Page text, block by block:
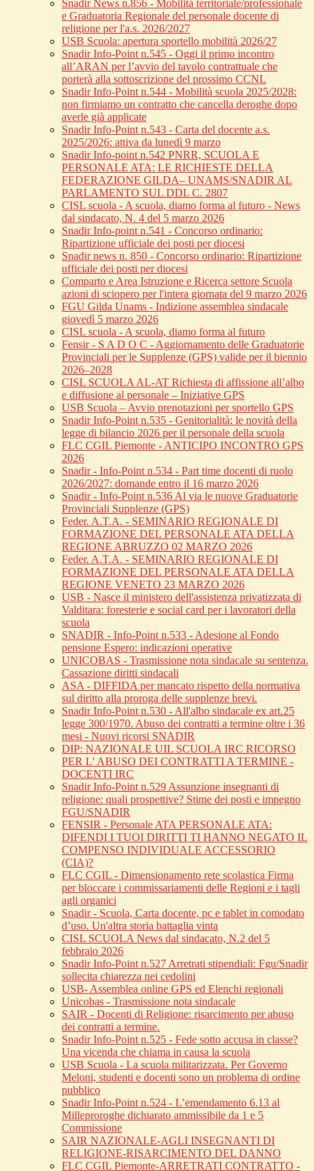
Snadir News n.856 - Mobilità territoriale/professionale
e Graduatoria Regionale del personale docente di
religione per l'a.s. 2026/2027
USB Scuola: apertura sportello mobilità 2026/27
Snadir Info-Point n.545 - Oggi il primo incontro
all’ARAN per l’avvio del tavolo contrattuale che
porterà alla sottoscrizione del prossimo CCNL
Snadir Info-Point n.544 - Mobilità scuola 2025/2028:
non firmiamo un contratto che cancella deroghe dopo
averle già applicate
Snadir Info-Point n.543 - Carta del docente a.s.
2025/2026: attiva da lunedì 9 marzo
Snadir Info-point n.542 PNRR, SCUOLA E
PERSONALE ATA: LE RICHIESTE DELLA
FEDERAZIONE GILDA– UNAMS/SNADIR AL
PARLAMENTO SUL DDL C. 2807
CISL scuola - A scuola, diamo forma al futuro - News
dal sindacato, N. 4 del 5 marzo 2026
Snadir Info-point n.541 - Concorso ordinario:
Ripartizione ufficiale dei posti per diocesi
Snadir news n. 850 - Concorso ordinario: Ripartizione
ufficiale dei posti per diocesi
Comparto e Area Istruzione e Ricerca settore Scuola
azioni di sciopero per l'intera giornata del 9 marzo 2026
FGU Gilda Unams - Indizione assemblea sindacale
giovedì 5 marzo 2026
CISL scuola - A scuola, diamo forma al futuro
Fensir - S A D O C - Aggiornamento delle Graduatorie
Provinciali per le Supplenze (GPS) valide per il biennio
2026–2028
CISL SCUOLA AL-AT Richiesta di affissione all’albo
e diffusione al personale – Iniziative GPS
USB Scuola – Avvio prenotazioni per sportello GPS
Snadir Info-Point n.535 - Genitorialità: le novità della
legge di bilancio 2026 per il personale della scuola
FLC CGIL Piemonte - ANTICIPO INCONTRO GPS
2026
Snadir - Info-Point n.534 - Part time docenti di ruolo
2026/2027: domande entro il 16 marzo 2026
Snadir - Info-Point n.536 Al via le nuove Graduatorie
Provinciali Supplenze (GPS)
Feder. A.T.A. - SEMINARIO REGIONALE DI
FORMAZIONE DEL PERSONALE ATA DELLA
REGIONE ABRUZZO 02 MARZO 2026
Feder. A.T.A. - SEMINARIO REGIONALE DI
FORMAZIONE DEL PERSONALE ATA DELLA
REGIONE VENETO 23 MARZO 2026
USB - Nasce il ministero dell'assistenza privatizzata di
Valditara: foresterie e social card per i lavoratori della
scuola
SNADIR - Info-Point n.533 - Adesione al Fondo
pensione Espero: indicazioni operative
UNICOBAS - Trasmissione nota sindacale su sentenza.
Cassazione diritti sindacali
ASA - DIFFIDA per mancato rispetto della normativa
sul diritto alla proroga delle supplenze brevi.
Snadir Info-Point n.530 - All'albo sindacale ex art.25
legge 300/1970. Abuso dei contratti a termine oltre i 36
mesi - Nuovi ricorsi SNADIR
DIP: NAZIONALE UIL SCUOLA IRC RICORSO
PER L' ABUSO DEI CONTRATTI A TERMINE -
DOCENTI IRC
Snadir Info-Point n.529 Assunzione insegnanti di
religione: quali prospettive? Stime dei posti e impegno
FGU/SNADIR
FENSIR - Personale ATA PERSONALE ATA:
DIFENDI I TUOI DIRITTI TI HANNO NEGATO IL
COMPENSO INDIVIDUALE ACCESSORIO
(CIA)?
FLC CGIL - Dimensionamento rete scolastica Firma
per bloccare i commissariamenti delle Regioni e i tagli
agli organici
Snadir - Scuola, Carta docente, pc e tablet in comodato
d’uso. Un'altra storia battaglia vinta
CISL SCUOLA News dal sindacato, N.2 del 5
febbraio 2026
Snadir Info-Point n.527 Arretrati stipendiali: Fgu/Snadir
sollecita chiarezza nei cedolini
USB- Assemblea online GPS ed Elenchi regionali
Unicobas - Trasmissione nota sindacale
SAIR - Docenti di Religione: risarcimento per abuso
dei contratti a termine.
Snadir Info-Point n.525 - Fede sotto accusa in classe?
Una vicenda che chiama in causa la scuola
USB Scuola - La scuola militarizzata. Per Governo
Meloni, studenti e docenti sono un problema di ordine
pubblico
Snadir Info-Point n.524 - L’emendamento 6.13 al
Milleproroghe dichiarato ammissibile da 1 e 5
Commissione
SAIR NAZIONALE-AGLI INSEGNANTI DI
RELIGIONE-RISARCIMENTO DEL DANNO
FLC CGIL Piemonte-ARRETRATI CONTRATTO -